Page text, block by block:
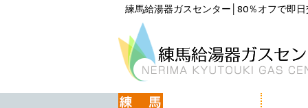
練馬給湯器ガスセンター│80％オフで即